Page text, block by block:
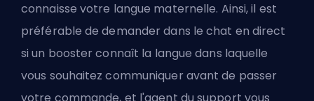
connaisse votre langue maternelle. Ainsi, il est
préférable de demander dans le chat en direct
si un booster connaît la langue dans laquelle
vous souhaitez communiquer avant de passer